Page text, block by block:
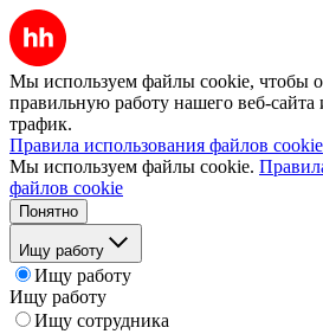
Мы используем файлы cookie, чтобы
правильную работу нашего веб-сайта
трафик.
Правила использования файлов cookie
Мы используем файлы cookie.
файлов cookie
Понятно
Ищу работу
Ищу работу
Ищу работу
Ищу сотрудника